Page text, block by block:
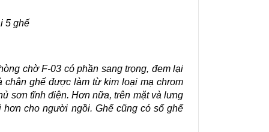
5 ghế
chờ F-03 có phần sang trọng, đem lại
ghế được làm từ kim loại mạ chrom
sơn tĩnh điện. Hơn nữa, trên mặt và lưng
cho người ngồi. Ghế cũng có số ghế